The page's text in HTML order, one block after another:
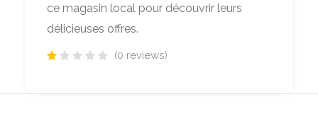
ce magasin local pour découvrir leurs
délicieuses offres.
(0 reviews)